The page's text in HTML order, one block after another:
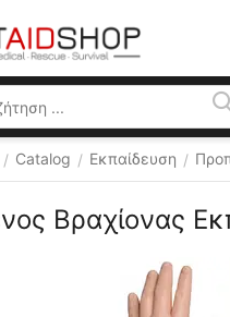
/ Catalog / Εκπαίδευση /
Βραχίονας